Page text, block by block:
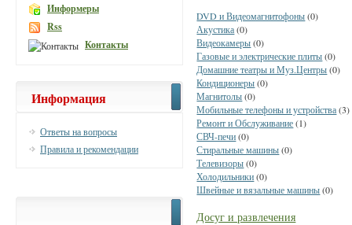
DVD и Видеомагнитофоны(0)
Акустика(0)
Видеокамеры(0)
Газовые и электрические плиты(0)
Домашние театры и Муз.Центры(0)
Кондиционеры(0)
Магнитолы(0)
Мобильные телефоны и устройства(3)
Ремонт и Обслуживание(1)
СВЧ-печи(0)
Стиральные машины(0)
Телевизоры(0)
Холодильники(0)
Швейные и вязальные машины(0)
Досуг и развлечения
Информеры
Rss
Контакты
Информация
Ответы на вопросы
Правила и рекомендации